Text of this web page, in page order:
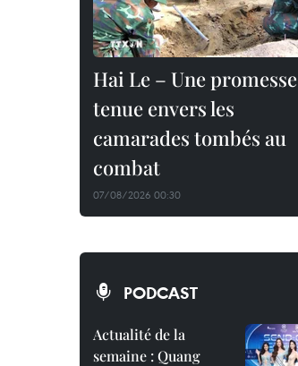
Hai Le – Une promesse
tenue envers les
camarades tombés au
combat
07/08/2026 00:30
PODCAST
Actualité de la
semaine : Quang